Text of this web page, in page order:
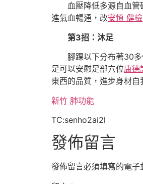
血壓降低多源自血
進氣血暢通，改安慎 健檢
第3招：沐足
腳踝以下分布著30
足可以安慰足部穴位康德
東西的品質，進步身材自
新竹 肺功能
TC:senho2ai2l
發佈留言
發佈留言必須填寫的電子